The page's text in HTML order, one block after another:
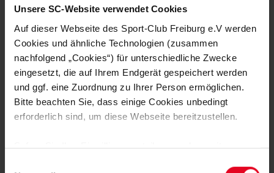
Unsere SC-Website verwendet Cookies
Auf dieser Webseite des Sport-Club Freiburg e.V werden
Cookies und ähnliche Technologien (zusammen
nachfolgend „Cookies“) für unterschiedliche Zwecke
eingesetzt, die auf Ihrem Endgerät gespeichert werden
und ggf. eine Zuordnung zu Ihrer Person ermöglichen.
Bitte beachten Sie, dass einige Cookies unbedingt
erforderlich sind, um diese Webseite bereitzustellen.
MEHR NEWS
ENGAGEMENT 17.10.2023
SC VERÖFFENTLICHT ERSTEN
NACHHALTIGKEITSBERICHT
GRUNDSCHUL-LIGA ERFOLGREICH
GESTARTET
ENTDECKEN UND KICKEN